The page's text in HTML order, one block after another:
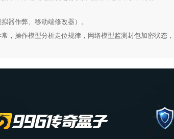
器作弊、移动端修改器）。
，操作模型分析走位规律，网络模型监测封包加密状态